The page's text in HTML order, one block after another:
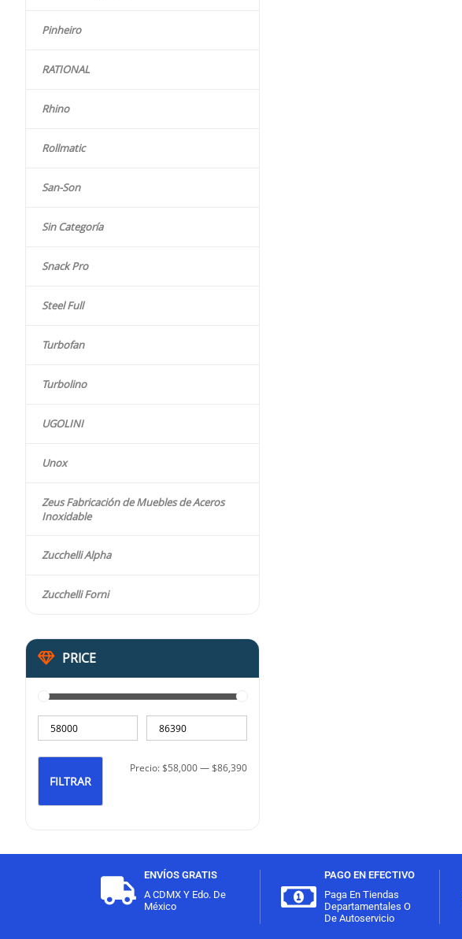
Pinheiro
RATIONAL
Rhino
Rollmatic
San-Son
Sin Categoría
Snack Pro
Steel Full
Turbofan
Turbolino
UGOLINI
Unox
Zeus Fabricación de Muebles de Aceros
Inoxidable
Zucchelli Alpha
Zucchelli Forni
PRICE
FILTRAR
Precio:$58,000—$86,390
ENVÍOS GRATIS
A CDMX Y Edo. De
México
PAGO EN EFECTIVO
Paga En Tiendas
Departamentales O
De Autoservicio